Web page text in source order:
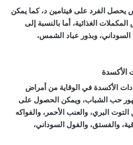
الفرد على فيتامين د، كما يمكن
الغذائية، أما بالنسبة إلى
وبذور عباد الشمس،
الأكسدة في الوقاية من أمراض
حب الشباب، ويمكن الحصول على
البري، والعنب الأحمر، والفواكه
والفستق، والفول السوداني،